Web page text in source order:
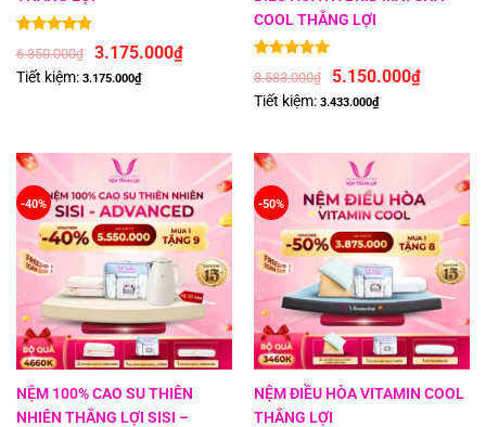
5.00trên 5 dựa trên
1 đánh giá
6.350.000₫ 3.175.000₫
Tiết kiệm: 3.175.000₫
COOL THẮNG LỢI
5.00 trên 5 dựa trên
1 đánh giá
8.583.000₫ 5.150.000₫
Tiết kiệm: 3.433.000₫
-40%
NỆM 100% CAO SU THIÊN
NHIÊN THẮNG LỢI SISI –
-50%
NỆM ĐIỀU HÒA VITAMIN COOL
THẮNG LỢI